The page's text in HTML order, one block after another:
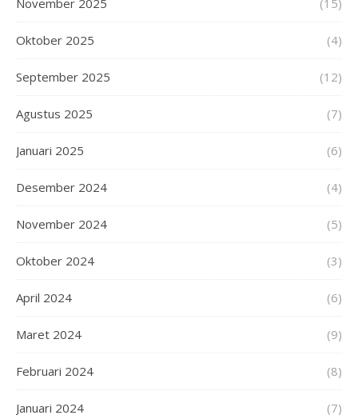
Oktober 2025 (4)
September 2025 (12)
Agustus 2025 (7)
Januari 2025 (6)
Desember 2024 (4)
November 2024 (5)
Oktober 2024 (3)
April 2024 (6)
Maret 2024 (9)
Februari 2024 (8)
Januari 2024 (7)